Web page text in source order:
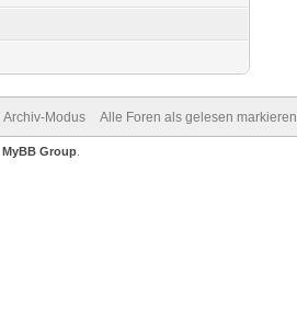
Archiv-Modus Alle Foren als gelesen markieren
MyBB Group.